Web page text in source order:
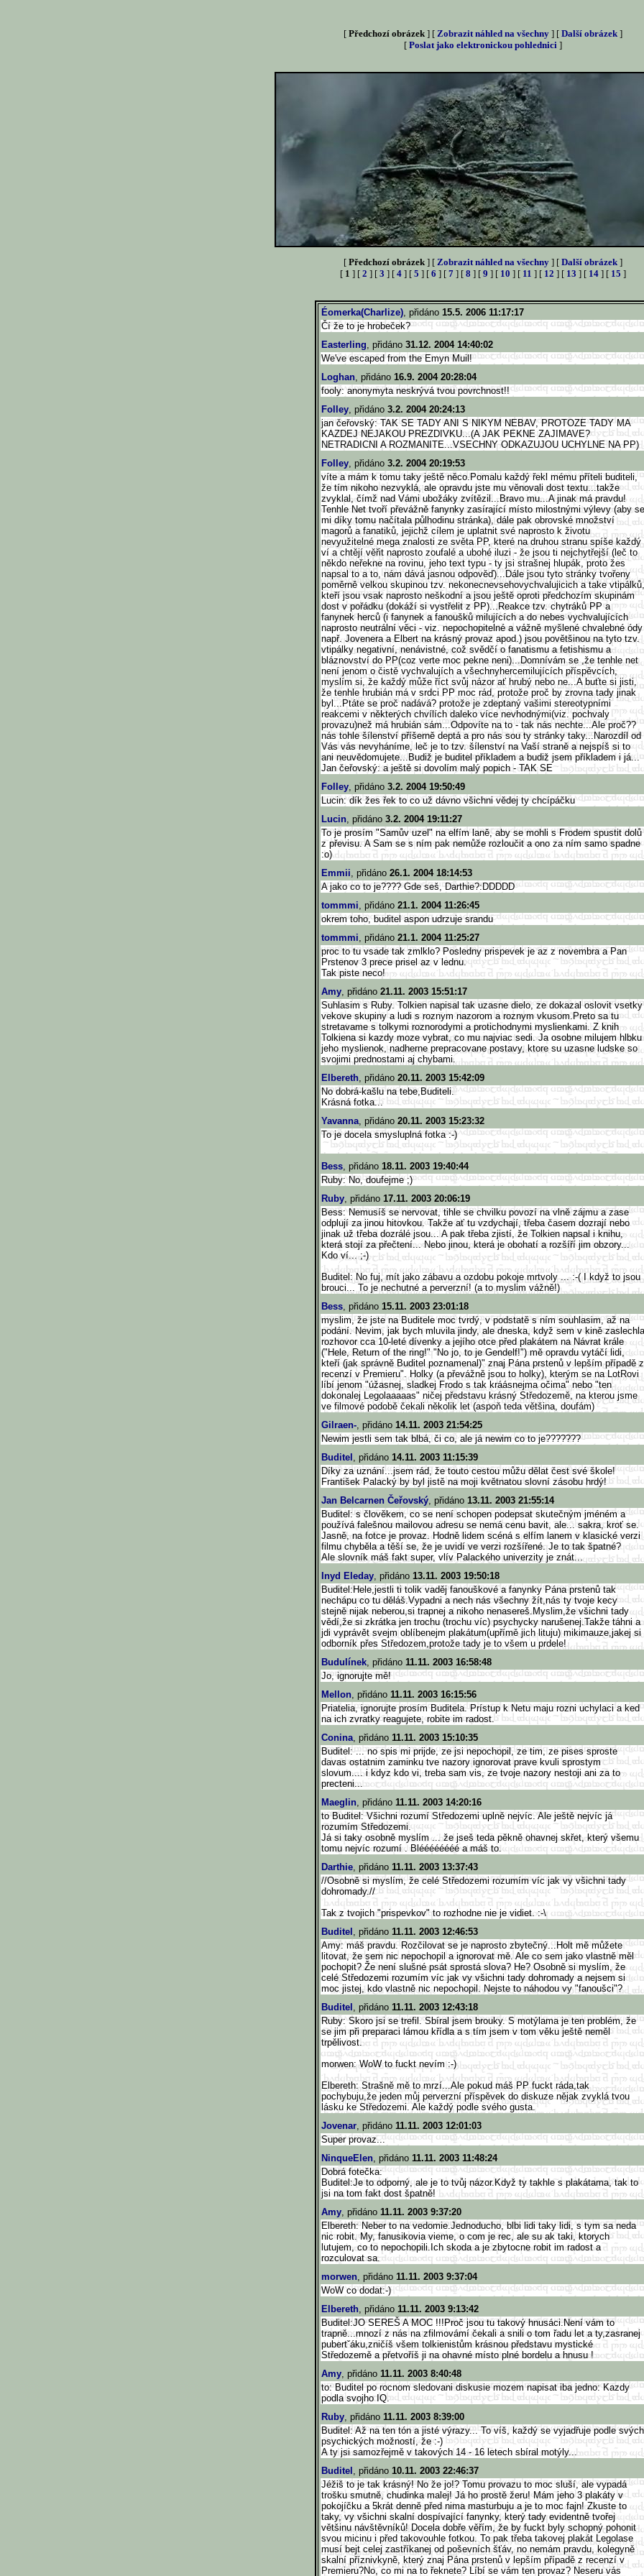
[ Předchozí obrázek ] [ Zobrazit náhled na všechny ] [ Další obrázek ]
[ Poslat jako elektronickou pohlednici ]
[ Předchozí obrázek ] [ Zobrazit náhled na všechny ] [ Další obrázek ]
[ 1 ] [ 2 ] [ 3 ] [ 4 ] [ 5 ] [ 6 ] [ 7 ] [ 8 ] [ 9 ] [ 10 ] [ 11 ] [ 12 ] [ 13 ] [ 14 ] [ 15 ]
Éomerka(Charlize), přidáno 15.5. 2006 11:17:17
Čí že to je hrobeček?
Easterling, přidáno 31.12. 2004 14:40:02
We've escaped from the Emyn Muil!
Loghan, přidáno 16.9. 2004 20:28:04
fooly: anonymyta neskrývá tvou povrchnost!!
Folley, přidáno 3.2. 2004 20:24:13
jan čeřovský: TAK SE TADY ANI S NIKYM NEBAV, PROTOZE TADY MA
KAZDEJ NEJAKOU PREZDIVKU...(A JAK PEKNE ZAJIMAVE?
NETRADICNI A ROZMANITE...VSECHNY ODKAZUJOU UCHYLNE NA PP)
Folley, přidáno 3.2. 2004 20:19:53
víte a mám k tomu taky ještě něco.Pomalu každý řekl mému příteli buditeli,
že tím nikoho nezvyklá, ale opravdu jste mu věnovali dost textu...takže
zvyklal, čímž nad Vámi ubožáky zvítězil...Bravo mu...A jinak má pravdu!
Tenhle Net tvoří převážně fanynky zasírající místo milostnými výlevy (aby se
mi díky tomu načítala půlhodinu stránka), dále pak obrovské množství
magorů a fanatiků, jejichž cílem je uplatnit své naprosto k životu
nevyužitelné mega znalosti ze světa PP, které na druhou stranu spíše každý
ví a chtějí věřit naprosto zoufalé a ubohé iluzi - že jsou ti nejchytřejší (leč to
někdo neřekne na rovinu, jeho text typu - ty jsi strašnej hlupák, proto žes
napsal to a to, nám dává jasnou odpověď)...Dále jsou tyto stránky tvořeny
poměrně velkou skupinou tzv. nekonecnevsehovychvalujicich a take vtipálků,
kteří jsou vsak naprosto neškodní a jsou ještě oproti předchozím skupinám
dost v pořádku (dokáží si vystřelit z PP)...Reakce tzv. chytráků PP a
fanynek herců (i fanynek a fanoušků milujících a do nebes vychvalujících
naprosto neutrální věci - viz. nepochopitelné a vážně myšlené chvalebné ódy
např. Jovenera a Elbert na krásný provaz apod.) jsou povětšinou na tyto tzv.
vtipálky negativní, nenávistné, což svědčí o fanatismu a fetishismu a
bláznovství do PP(coz verte moc pekne neni)...Domnívám se ,že tenhle net
není jenom o čistě vychvalujích a všechnyhercemilujících příspěvcích,
myslím si, že každý může říct svůj názor ať hrubý nebo ne...A buťte si jisti,
že tenhle hrubián má v srdci PP moc rád, protože proč by zrovna tady jinak
byl...Ptáte se proč nadává? protože je zdeptaný vašimi stereotypními
reakcemi v některých chvílích daleko více nevhodnými(viz. pochvaly
provazu)než má hrubián sám...Odpovíte na to - tak nás nechte...Ale proč??
nás tohle šílenství příšerně deptá a pro nás sou ty stránky taky...Narozdíl od
Vás vás nevyháníme, leč je to tzv. šílenství na Vaší straně a nejspíš si to
ani neuvědomujete...Budiž je buditel příkladem a budiž jsem příkladem i já...
Jan čeřovský: a ještě si dovolím malý popich - TAK SE
Folley, přidáno 3.2. 2004 19:50:49
Lucin: dík žes řek to co už dávno všichni vědej ty chcípáčku
Lucin, přidáno 3.2. 2004 19:11:27
To je prosím "Samův uzel" na elfím laně, aby se mohli s Frodem spustit dolů
z převisu. A Sam se s ním pak nemůže rozloučit a ono za ním samo spadne
:o)
Emmii, přidáno 26.1. 2004 18:14:53
A jako co to je???? Gde seš, Darthie?:DDDDD
tommmi, přidáno 21.1. 2004 11:26:45
okrem toho, buditel aspon udrzuje srandu
tommmi, přidáno 21.1. 2004 11:25:27
proc to tu vsade tak zmlklo? Posledny prispevek je az z novembra a Pan
Prstenov 3 prece prisel az v lednu.
Tak piste neco!
Amy, přidáno 21.11. 2003 15:51:17
Suhlasim s Ruby. Tolkien napisal tak uzasne dielo, ze dokazal oslovit vsetky
vekove skupiny a ludi s roznym nazorom a roznym vkusom.Preto sa tu
stretavame s tolkymi roznorodymi a protichodnymi myslienkami. Z knih
Tolkiena si kazdy moze vybrat, co mu najviac sedi. Ja osobne milujem hlbku
jeho myslienok, nadherne prepracovane postavy, ktore su uzasne ludske so
svojimi prednostami aj chybami.
Elbereth, přidáno 20.11. 2003 15:42:09
No dobrá-kašlu na tebe,Buditeli.
Krásná fotka...
Yavanna, přidáno 20.11. 2003 15:23:32
To je docela smysluplná fotka :-)
Bess, přidáno 18.11. 2003 19:40:44
Ruby: No, doufejme ;)
Ruby, přidáno 17.11. 2003 20:06:19
Bess: Nemusíš se nervovat, tihle se chvilku povozí na vlně zájmu a zase
odplují za jinou hitovkou. Takže ať tu vzdychají, třeba časem dozrají nebo
jinak už třeba dozrálé jsou... A pak třeba zjistí, že Tolkien napsal i knihu,
která stojí za přečtení... Nebo jinou, která je obohatí a rozšíří jim obzory...
Kdo ví... ;-)
Buditel: No fuj, mít jako zábavu a ozdobu pokoje mrtvoly ... :-( I když to jsou
brouci... To je nechutné a perverzní! (a to myslim vážně!)
Bess, přidáno 15.11. 2003 23:01:18
myslim, že jste na Buditele moc tvrdý, v podstatě s ním souhlasim, až na
podání. Nevim, jak bych mluvila jindy, ale dneska, když sem v kině zaslechla
rozhovor cca 10-leté dívenky a jejího otce před plakátem na Návrat krále
("Hele, Return of the ring!" "No jo, to je Gendelf!") mě opravdu vytáčí lidi,
kteří (jak správně Buditel poznamenal)" znaj Pána prstenů v lepším případě z
recenzí v Premieru". Holky (a převážně jsou to holky), kterým se na LotRovi
líbí jenom "úžasnej, sladkej Frodo s tak kráásnejma očima" nebo "ten
dokonalej Legolaaaaas" ničej představu krásný Středozemě, na kterou jsme
ve filmové podobě čekali několik let (aspoň teda většina, doufám)
Gilraen-, přidáno 14.11. 2003 21:54:25
Newim jestli sem tak blbá, či co, ale já newim co to je???????
Buditel , přidáno 14.11. 2003 11:15:39
Díky za uznání...jsem rád, že touto cestou můžu dělat čest své škole!
František Palacký by byl jistě na moji květnatou slovní zásobu hrdý!
Jan Belcarnen Čeřovský, přidáno 13.11. 2003 21:55:14
Buditel: s člověkem, co se není schopen podepsat skutečným jméném a
používá falešnou mailovou adresu se nemá cenu bavit, ale... sakra, kroť se.
Jasně, na fotce je provaz. Hodně lidem scéná s elfím lanem v klasické verzi
filmu chyběla a těší se, že je uvidí ve verzi rozšířené. Je to tak špatné?
Ale slovník máš fakt super, vlív Palackého univerzity je znát...
Inyd Eleday, přidáno 13.11. 2003 19:50:18
Buditel:Hele,jestli ti tolik vaděj fanouškové a fanynky Pána prstenů tak
nechápu co tu děláš.Vypadni a nech nás všechny žít,nás ty tvoje kecy
stejně nijak neberou,si trapnej a nikoho nenasereš.Myslim,že všichni tady
vědí,že si zkrátka jen trochu (trochu víc) psychycky narušenej.Takže táhni a
jdi vyprávět svejm oblíbenejm plakátum(upřímě jich lituju) mikimauze,jakej si
odborník přes Středozem,protože tady je to všem u prdele!
Budulínek, přidáno 11.11. 2003 16:58:48
Jo, ignorujte mě!
Mellon, přidáno 11.11. 2003 16:15:56
Priatelia, ignorujte prosím Buditela. Prístup k Netu maju rozni uchylaci a ked
na ich zvratky reagujete, robite im radost.
Conina, přidáno 11.11. 2003 15:10:35
Buditel: ... no spis mi prijde, ze jsi nepochopil, ze tim, ze pises sproste
davas ostatnim zaminku tve nazory ignorovat prave kvuli sprostym
slovum.... i kdyz kdo vi, treba sam vis, ze tvoje nazory nestoji ani za to
precteni...
Maeglin, přidáno 11.11. 2003 14:20:16
to Buditel: Všichni rozumí Středozemi uplně nejvíc. Ale ještě nejvíc já
rozumím Středozemi.
Já si taky osobně myslím ... že jseš teda pěkně ohavnej skřet, který všemu
tomu nejvíc rozumí . Bléééééééé a máš to.
Darthie, přidáno 11.11. 2003 13:37:43
//Osobně si myslím, že celé Středozemi rozumím víc jak vy všichni tady
dohromady.//
Tak z tvojich "prispevkov" to rozhodne nie je vidiet. :-\
Buditel , přidáno 11.11. 2003 12:46:53
Amy: máš pravdu. Rozčilovat se je naprosto zbytečný...Holt mě můžete
litovat, že sem nic nepochopil a ignorovat mě. Ale co sem jako vlastně měl
pochopit? Že není slušné psát sprostá slova? He? Osobně si myslím, že
celé Středozemi rozumím víc jak vy všichni tady dohromady a nejsem si
moc jistej, kdo vlastně nic nepochopil. Nejste to náhodou vy "fanoušci"?
Buditel , přidáno 11.11. 2003 12:43:18
Ruby: Skoro jsi se trefil. Sbíral jsem brouky. S motýlama je ten problém, že
se jim při preparaci lámou křídla a s tím jsem v tom věku ještě neměl
trpělivost.
morwen: WoW to fuckt nevím :-)
Elbereth: Strašně mě to mrzí...Ale pokud máš PP fuckt ráda,tak
pochybuju,že jeden můj perverzní příspěvek do diskuze nějak zvyklá tvou
lásku ke Středozemi. Ale každý podle svého gusta.
Jovenar, přidáno 11.11. 2003 12:01:03
Super provaz...
NinqueElen, přidáno 11.11. 2003 11:48:24
Dobrá fotečka:
Buditel:Je to odporný, ale je to tvůj názor.Když ty takhle s plakátama, tak to
jsi na tom fakt dost špatně!
Amy, přidáno 11.11. 2003 9:37:20
Elbereth: Neber to na vedomie.Jednoducho, blbi lidi taky lidi, s tym sa neda
nic robit. My, fanusikovia vieme, o com je rec, ale su ak taki, ktorych
lutujem, co to nepochopili.Ich skoda a je zbytocne robit im radost a
rozculovat sa.
morwen, přidáno 11.11. 2003 9:37:04
WoW co dodat:-)
Elbereth, přidáno 11.11. 2003 9:13:42
Buditel:JO SEREŠ A MOC !!!Proč jsou tu takový hnusáci.Není vám to
trapně...mnozí z nás na zfilmovámí čekali a snili o tom řadu let a ty,zasranej
pubertˇáku,zničíš všem tolkienistům krásnou představu mystické
Středozemě a přetvoříš ji na ohavné místo plné bordelu a hnusu !
Amy, přidáno 11.11. 2003 8:40:48
to: Buditel po rocnom sledovani diskusie mozem napisat iba jedno: Kazdy
podla svojho IQ.
Ruby, přidáno 11.11. 2003 8:39:00
Buditel: Až na ten tón a jisté výrazy... To víš, každý se vyjadřuje podle svých
psychických možností, že :-)
A ty jsi samozřejmě v takových 14 - 16 letech sbíral motýly...
Buditel , přidáno 10.11. 2003 22:46:37
Jéžiš to je tak krásný! No že jo!? Tomu provazu to moc sluší, ale vypadá
trošku smutně, chudinka malej! Já ho prostě žeru! Mám jeho 3 plakáty v
pokojíčku a 5krát denně před nima masturbuju a je to moc fajn! Zkuste to
taky, vy všichni skalní dospívající fanynky, který tady evidentně tvořej
většinu návštěvníků! Docela dobře věřím, že by fuckt byly schopný pohonit
svou micinu i před takovouhle fotkou. To pak třeba takovej plakát Legolase
musí bejt celej zastříkanej od poševních šťáv, no nemám pravdu, kolegyně
skalní příznivkyně, který znaj Pána prstenů v lepším případě z recenzí v
Premieru?No, co mi na to řeknete? Líbí se vám ten provaz? Neseru vás